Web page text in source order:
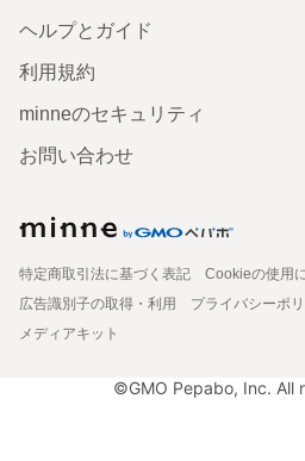
ヘルプとガイド
利用規約
minneのセキュリティ
お問い合わせ
特定商取引法に基づく表記
Cookieの使用
広告識別子の取得・利用
プライバシーポ
メディアキット
©GMO Pepabo, Inc. All